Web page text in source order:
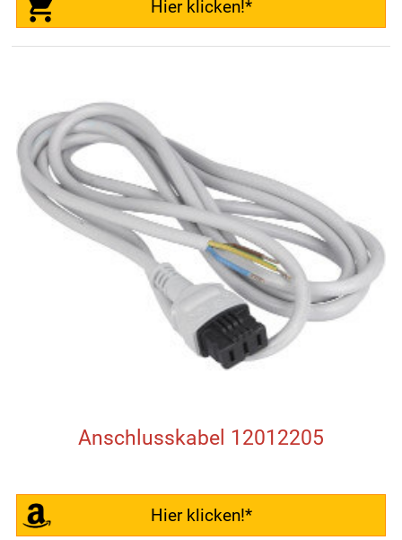
Hier klicken!*
Anschlusskabel 12012205
Hier klicken!*